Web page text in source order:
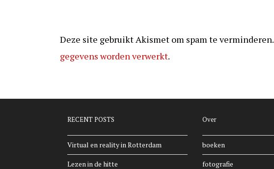
Deze site gebruikt Akismet om spam te verminderen.
gegevens worden verwerkt.
RECENT POSTS
Virtual en reality in Rotterdam
Lezen in de hitte
Over
boeken
fotografie